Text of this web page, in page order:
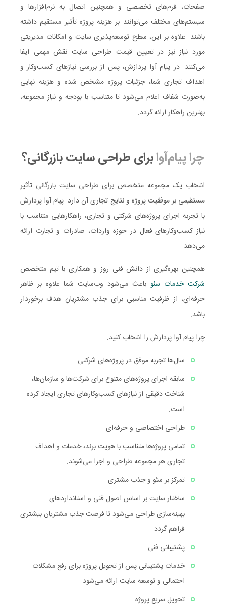
صفحات، فرم‌های تخصصی و همچنین اتصال به نرم‌افزارها و
سیستم‌های مختلف می‌توانند بر هزینه پروژه تأثیر مستقیم داشته
باشند. علاوه بر این، سطح توسعه‌پذیری سایت و امکانات مدیریتی
مورد نیاز نیز در تعیین قیمت طراحی سایت نقش مهمی ایفا
می‌کنند. در پیام آوا پردازش، پس از بررسی نیازهای کسب‌وکار و
اهداف تجاری شما، جزئیات پروژه مشخص شده و هزینه نهایی
به‌صورت شفاف اعلام می‌شود تا متناسب با بودجه و نیاز مجموعه،
بهترین راهکار ارائه گردد.
چرا پیام‌آوابرای طراحی سایت بازرگانی؟
انتخاب یک مجموعه متخصص برای طراحی سایت بازرگانی تأثیر
مستقیمی بر موفقیت پروژه و نتایج تجاری آن دارد. پیام آوا پردازش
با تجربه اجرای پروژه‌های شرکتی و تجاری، راهکارهایی متناسب با
نیاز کسب‌وکارهای فعال در حوزه واردات، صادرات و تجارت ارائه
می‌دهد.
همچنین بهره‌گیری از دانش فنی روز و همکاری با تیم متخصص
شرکت خدمات سئو باعث می‌شود وب‌سایت شما علاوه بر ظاهر
حرفه‌ای، از ظرفیت مناسبی برای جذب مشتریان هدف برخوردار
باشد.
چرا پیام آوا پردازش را انتخاب کنید:
سال‌ها تجربه موفق در پروژه‌های شرکتی
سابقه اجرای پروژه‌های متنوع برای شرکت‌ها و سازمان‌ها،
شناخت دقیقی از نیازهای کسب‌وکارهای تجاری ایجاد کرده
است.
طراحی اختصاصی و حرفه‌ای
تمامی پروژه‌ها متناسب با هویت برند، خدمات و اهداف
تجاری هر مجموعه طراحی و اجرا می‌شوند.
تمرکز بر سئو و جذب مشتری
ساختار سایت بر اساس اصول فنی و استانداردهای
بهینه‌سازی طراحی می‌شود تا فرصت جذب مشتریان بیشتری
فراهم گردد.
پشتیبانی فنی
خدمات پشتیبانی پس از تحویل پروژه برای رفع مشکلات
احتمالی و توسعه سایت ارائه می‌شود.
تحویل سریع پروژه